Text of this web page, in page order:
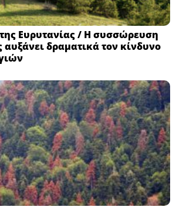
της Ευρυτανίας / Η συσσώρευση
αυξάνει δραματικά τον κίνδυνο